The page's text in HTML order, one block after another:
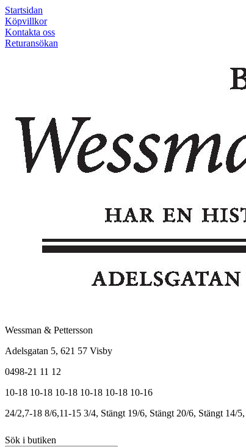
Startsidan
Köpvillkor
Kontakta oss
Returansökan
Wessman & Pettersson
Adelsgatan 5, 621 57 Visby
0498-21 11 12
10-18 10-18 10-18 10-18 10-18 10-16
24/2,7-18 8/6,11-15 3/4, Stängt 19/6, Stängt 20/6, Stängt 14/
Sök i butiken